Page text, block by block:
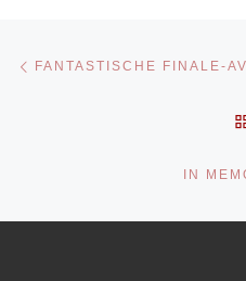
Bericht navigatie
FANTASTISCHE FINALE-
IN